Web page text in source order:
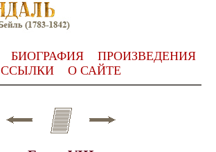
БИОГРАФИЯ
ПРОИЗВЕДЕНИЯ
ССЫЛКИ
О САЙТЕ